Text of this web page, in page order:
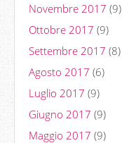
Novembre 2017 (9)
Ottobre 2017 (9)
Settembre 2017 (8)
Agosto 2017 (6)
Luglio 2017 (9)
Giugno 2017 (9)
Maggio 2017 (9)